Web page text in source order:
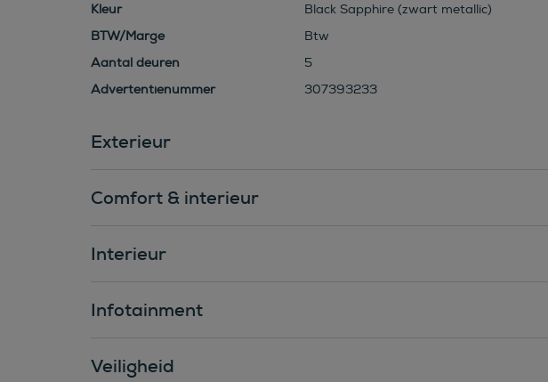
Kleur
Black Sapphire (zwart metallic)
BTW/Marge
Btw
Aantal deuren
5
Advertentienummer
307393233
Exterieur
Comfort & interieur
Interieur
Infotainment
Veiligheid